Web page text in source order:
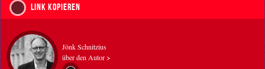
Link kopieren
Jönk Schnitzius
über den Autor >